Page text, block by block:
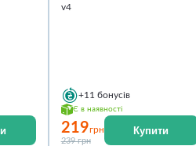
v4
+11 бонусів
Є в наявності
219грн
239 грн
Купити